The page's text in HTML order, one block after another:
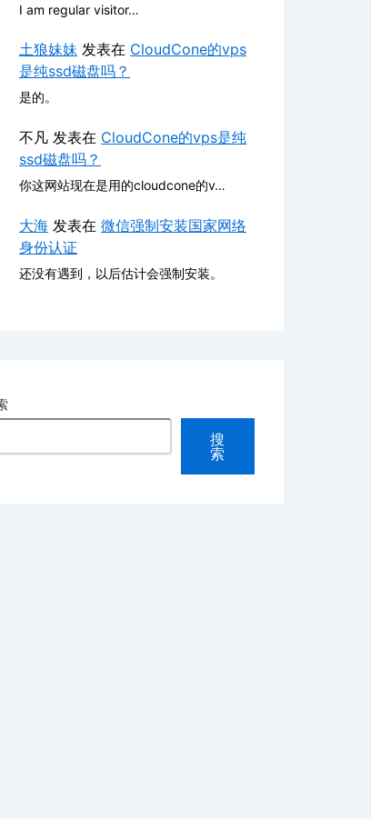
I am regular visitor…
土狼妹妹 发表在 CloudCone的vps
是纯ssd磁盘吗？
是的。
不凡 发表在 CloudCone的vps是纯
ssd磁盘吗？
你这网站现在是用的cloudcone的v…
大海 发表在 微信强制安装国家网络
身份认证
还没有遇到，以后估计会强制安装。
搜
索